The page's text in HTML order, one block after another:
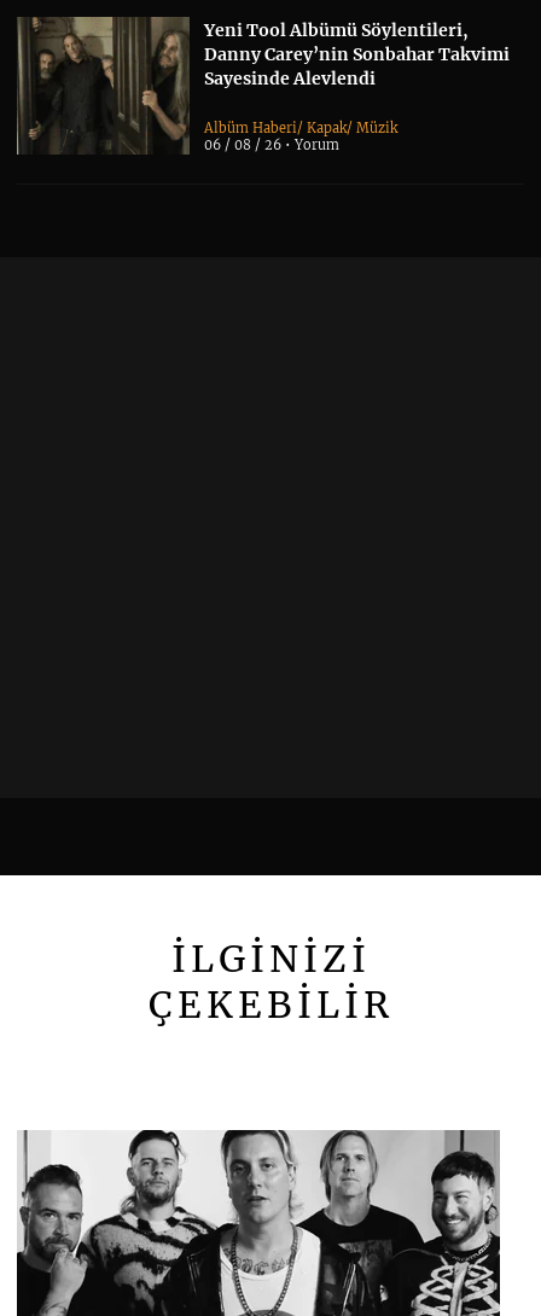
Yeni Tool Albümü Söylentileri,
Danny Carey’nin Sonbahar Takvimi
Sayesinde Alevlendi
Albüm Haberi/Kapak/Müzik
06 / 08 / 26 •Yorum
İLGİNİZİ
ÇEKEBİLİR